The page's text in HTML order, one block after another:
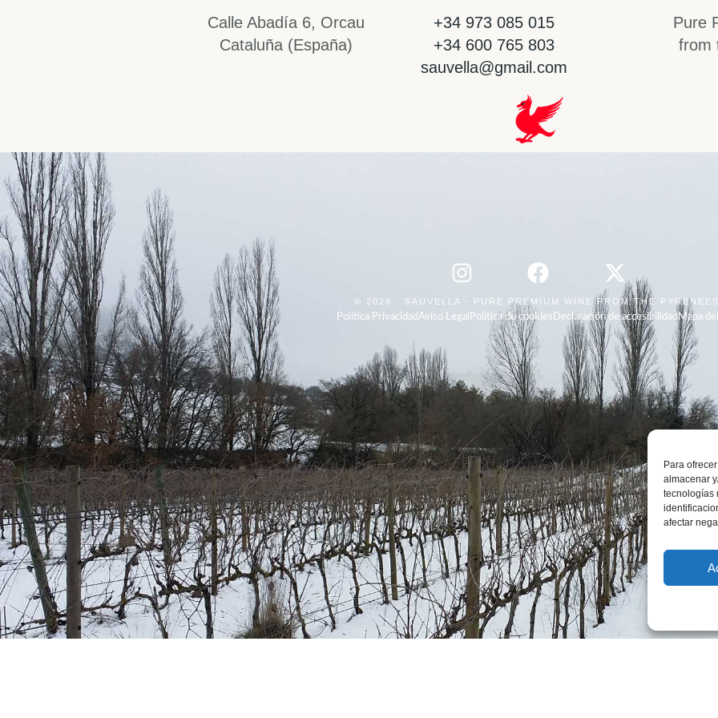
Para
almacenar
tecnologías
afectar
Calle Abadía 6, Orcau
Cataluña (España)
+34 973 085 015
+34 600 765 803
sauvella@gmail.com
Pure
from
© 2026 · SAUVELLA - PURE PREMIUM WINE FROM THE
Política PrivacidadAviso Legal Política de cookies Declaración de accesibilidadMapa